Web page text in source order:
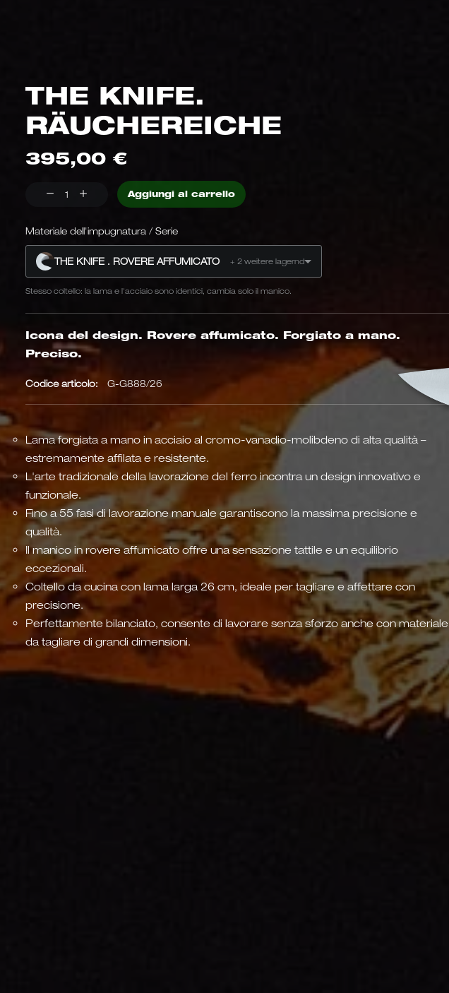
THE KNIFE.
RÄUCHEREICHE
395,00 €
CAMPO
DA
FUMO
Aggiungi al carrello
Materiale dell'impugnatura / Serie
THE KNIFE . ROVERE AFFUMICATO + 2 weitere lagernd
Stesso coltello: la lama e l'acciaio sono identici, cambia solo il manico.
Icona del design. Rovere affumicato. Forgiato a mano.
Preciso.
Codice articolo: G-G888/26
Lama forgiata a mano in acciaio al cromo-vanadio-molibdeno di alta qualità –
estremamente affilata e resistente.
L'arte tradizionale della lavorazione del ferro incontra un design innovativo e
funzionale.
Fino a 55 fasi di lavorazione manuale garantiscono la massima precisione e
qualità.
Il manico in rovere affumicato offre una sensazione tattile e un equilibrio
eccezionali.
Coltello da cucina con lama larga 26 cm, ideale per tagliare e affettare con
precisione.
Perfettamente bilanciato, consente di lavorare senza sforzo anche con materiale
da tagliare di grandi dimensioni.